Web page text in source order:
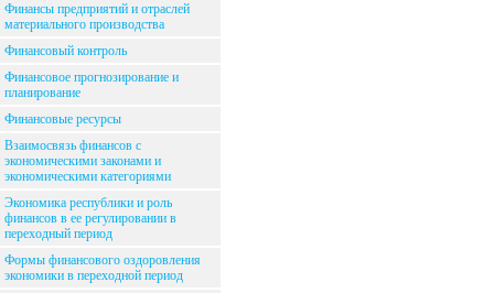
Финансы предприятий и отраслей
материального производства
Финансовый контроль
Финансовое прогнозирование и
планирование
Финансовые ресурсы
Взаимосвязь финансов с
экономическими законами и
экономическими категориями
Экономика республики и роль
финансов в ее регулировании в
переходный период
Формы финансового оздоровления
экономики в переходной период